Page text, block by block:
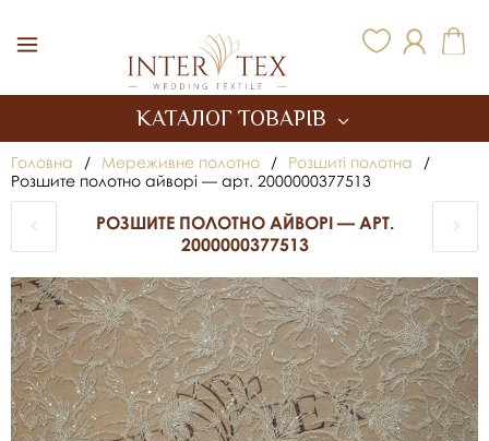
КАТАЛОГ ТОВАРІВ
Головна / Мереживне полотно / Розшиті полотна
/
Розшите полотно айворі — арт. 2000000377513
РОЗШИТЕ ПОЛОТНО АЙВОРІ — АРТ.
2000000377513